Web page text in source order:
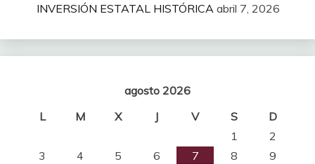
INVERSIÓN ESTATAL HISTÓRICA abril 7, 2026
agosto 2026
L
M X J V S
D
1
2
3
4 5 6 7 8
9